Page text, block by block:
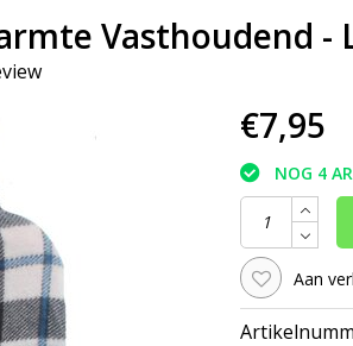
Vasthoudend -
€7,95
NOG 4
Aan